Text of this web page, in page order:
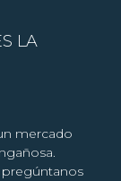
LA
mercado
pregúntanos